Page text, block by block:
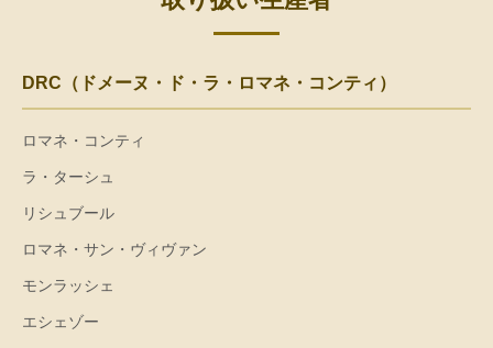
DRC（ドメーヌ・ド・ラ・ロマネ・コンティ）
ロマネ・コンティ
ラ・ターシュ
リシュブール
ロマネ・サン・ヴィヴァン
モンラッシェ
エシェゾー